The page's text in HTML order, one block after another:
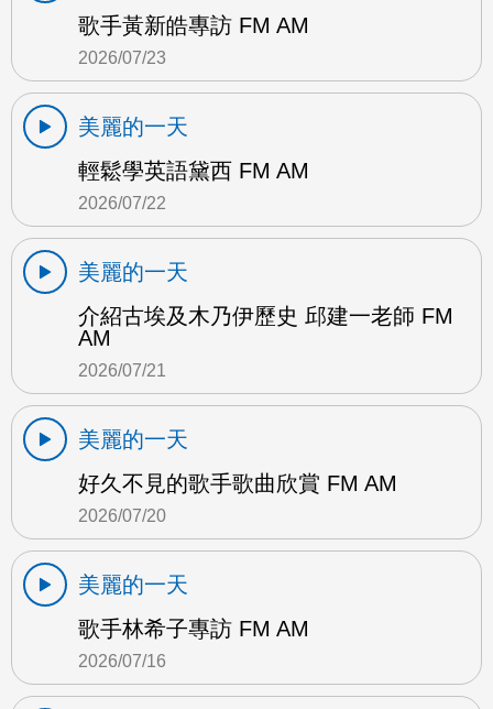
歌手黃新皓專訪 FM AM
2026/07/23
美麗的一天
輕鬆學英語黛西 FM AM
2026/07/22
美麗的一天
介紹古埃及木乃伊歷史 邱建一老師 FM
AM
2026/07/21
美麗的一天
好久不見的歌手歌曲欣賞 FM AM
2026/07/20
美麗的一天
歌手林希子專訪 FM AM
2026/07/16